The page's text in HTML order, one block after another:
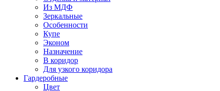
Из МДФ
Зеркальные
Особенности
Купе
Эконом
Назначение
В коридор
Для узкого коридора
Гардеробные
Цвет